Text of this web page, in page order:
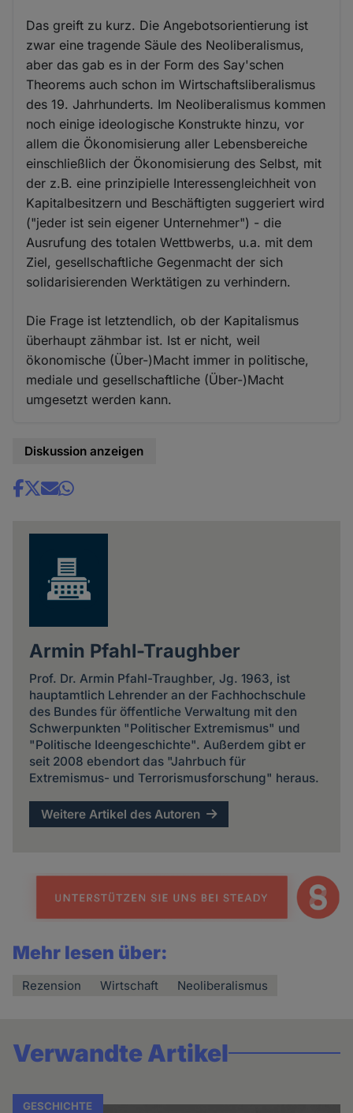
Das greift zu kurz. Die Angebotsorientierung ist
zwar eine tragende Säule des Neoliberalismus,
aber das gab es in der Form des Say'schen
Theorems auch schon im Wirtschaftsliberalismus
des 19. Jahrhunderts. Im Neoliberalismus kommen
noch einige ideologische Konstrukte hinzu, vor
allem die Ökonomisierung aller Lebensbereiche
einschließlich der Ökonomisierung des Selbst, mit
der z.B. eine prinzipielle Interessengleichheit von
Kapitalbesitzern und Beschäftigten suggeriert wird
("jeder ist sein eigener Unternehmer") - die
Ausrufung des totalen Wettbwerbs, u.a. mit dem
Ziel, gesellschaftliche Gegenmacht der sich
solidarisierenden Werktätigen zu verhindern.
Die Frage ist letztendlich, ob der Kapitalismus
überhaupt zähmbar ist. Ist er nicht, weil
ökonomische (Über-)Macht immer in politische,
mediale und gesellschaftliche (Über-)Macht
umgesetzt werden kann.
Diskussion anzeigen
Share
Armin Pfahl-Traughber
Prof. Dr. Armin Pfahl-Traughber, Jg. 1963, ist
hauptamtlich Lehrender an der Fachhochschule
des Bundes für öffentliche Verwaltung mit den
Schwerpunkten "Politischer Extremismus" und
"Politische Ideengeschichte". Außerdem gibt er
seit 2008 ebendort das "Jahrbuch für
Extremismus- und Terrorismusforschung" heraus.
Weitere Artikel des Autoren
Mehr lesen über:
Rezension Wirtschaft Neoliberalismus
Verwandte Artikel
GESCHICHTE